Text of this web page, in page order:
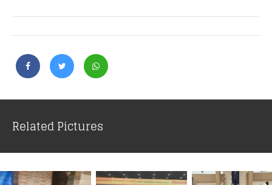
Related Pictures